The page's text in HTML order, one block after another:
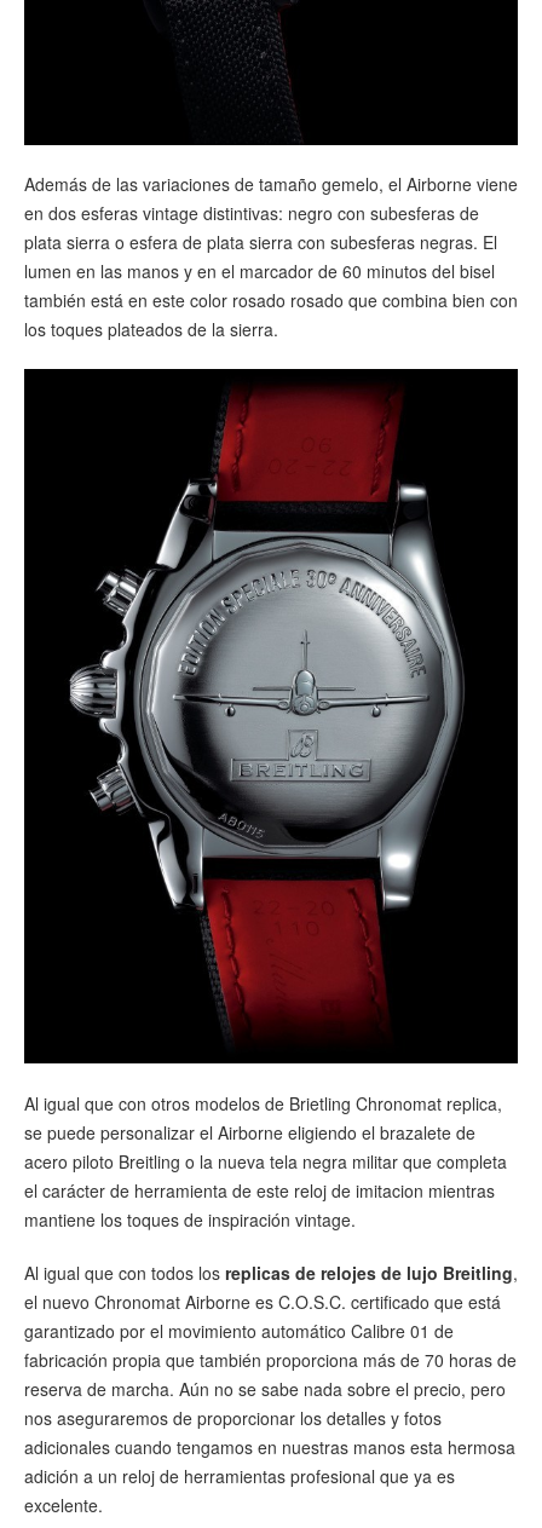
Además de las variaciones de tamaño gemelo, el Airborne viene
en dos esferas vintage distintivas: negro con subesferas de
plata sierra o esfera de plata sierra con subesferas negras. El
lumen en las manos y en el marcador de 60 minutos del bisel
también está en este color rosado rosado que combina bien con
los toques plateados de la sierra.
Al igual que con otros modelos de Brietling Chronomat replica,
se puede personalizar el Airborne eligiendo el brazalete de
acero piloto Breitling o la nueva tela negra militar que completa
el carácter de herramienta de este reloj de imitacion mientras
mantiene los toques de inspiración vintage.
Al igual que con todos los replicas de relojes de lujo Breitling,
el nuevo Chronomat Airborne es C.O.S.C. certificado que está
garantizado por el movimiento automático Calibre 01 de
fabricación propia que también proporciona más de 70 horas de
reserva de marcha. Aún no se sabe nada sobre el precio, pero
nos aseguraremos de proporcionar los detalles y fotos
adicionales cuando tengamos en nuestras manos esta hermosa
adición a un reloj de herramientas profesional que ya es
excelente.